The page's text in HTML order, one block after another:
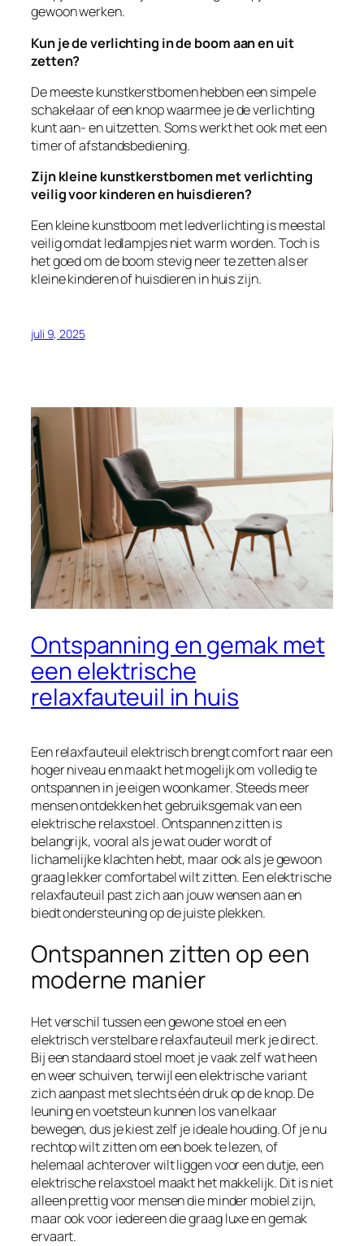
gewoon werken.
Kun je de verlichting in de boom aan en uit
zetten?
De meeste kunstkerstbomen hebben een simpele
schakelaar of een knop waarmee je de verlichting
kunt aan- en uitzetten. Soms werkt het ook met een
timer of afstandsbediening.
Zijn kleine kunstkerstbomen met verlichting
veilig voor kinderen en huisdieren?
Een kleine kunstboom met ledverlichting is meestal
veilig omdat ledlampjes niet warm worden. Toch is
het goed om de boom stevig neer te zetten als er
kleine kinderen of huisdieren in huis zijn.
juli 9, 2025
Ontspanning en gemak met
een elektrische
relaxfauteuil in huis
Een relaxfauteuil elektrisch brengt comfort naar een
hoger niveau en maakt het mogelijk om volledig te
ontspannen in je eigen woonkamer. Steeds meer
mensen ontdekken het gebruiksgemak van een
elektrische relaxstoel. Ontspannen zitten is
belangrijk, vooral als je wat ouder wordt of
lichamelijke klachten hebt, maar ook als je gewoon
graag lekker comfortabel wilt zitten. Een elektrische
relaxfauteuil past zich aan jouw wensen aan en
biedt ondersteuning op de juiste plekken.
Ontspannen zitten op een
moderne manier
Het verschil tussen een gewone stoel en een
elektrisch verstelbare relaxfauteuil merk je direct.
Bij een standaard stoel moet je vaak zelf wat heen
en weer schuiven, terwijl een elektrische variant
zich aanpast met slechts één druk op de knop. De
leuning en voetsteun kunnen los van elkaar
bewegen, dus je kiest zelf je ideale houding. Of je nu
rechtop wilt zitten om een boek te lezen, of
helemaal achterover wilt liggen voor een dutje, een
elektrische relaxstoel maakt het makkelijk. Dit is niet
alleen prettig voor mensen die minder mobiel zijn,
maar ook voor iedereen die graag luxe en gemak
ervaart.